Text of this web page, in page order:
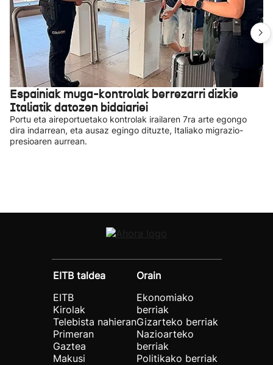
Espainiak muga-kontrolak berrezarri dizkie
Italiatik datozen bidaiariei
Portu eta aireportuetako kontrolak irailaren 7ra arte egongo
dira indarrean, eta ausaz egingo dituzte, Italiako migrazio-
presioaren aurrean.
EITB taldea
EITB
Kirolak
Telebista nahieran
Primeran
Gaztea
Makusi
Orain
Ekonomiako
berriak
Gizarteko berriak
Nazioarteko
berriak
Politikako berriak